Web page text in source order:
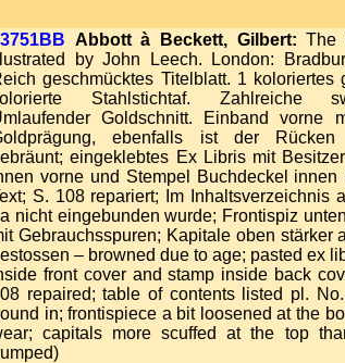
Abbott à Beckett, Gilbert: The
Illustrated by John Leech. London:
geschmücktes Titelblatt. 1 koloriertes
Stahlstichtaf. Zahlreiche
Goldschnitt. Einband vorne
ebenfalls ist der Rücken
eingeklebtes Ex Libris mit
vorne und Stempel Buchdeckel
S. 108 repariert; Im Inhaltsverzeichnis
nicht eingebunden wurde; Frontispiz
Gebrauchsspuren; Kapitale oben stärker
– browned due to age; pasted ex
front cover and stamp inside back
repaired; table of contents listed pl.
in; frontispiece a bit loosened at the
capitals more scuffed at the top